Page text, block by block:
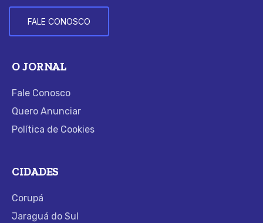
FALE CONOSCO
O JORNAL
Fale Conosco
Quero Anunciar
Política de Cookies
CIDADES
Corupá
Jaraguá do Sul